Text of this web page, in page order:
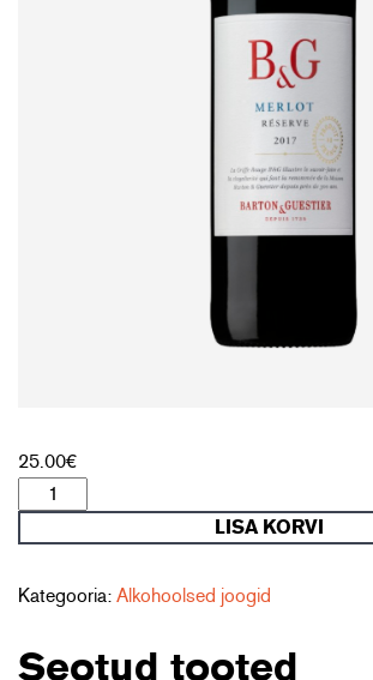
25.00€
Punane
vein
B&G
Reserve
LISA KORVI
Kategooria: Alkohoolsed joogid
Seotud tooted